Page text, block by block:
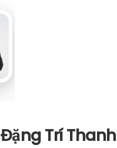
Đặng Trí Thanh